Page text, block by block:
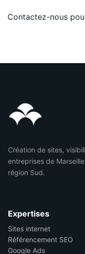
Contactez-nous
Création de sites,
entreprises de
région Sud.
Expertises
Sites internet
Référencement SEO
Google Ads